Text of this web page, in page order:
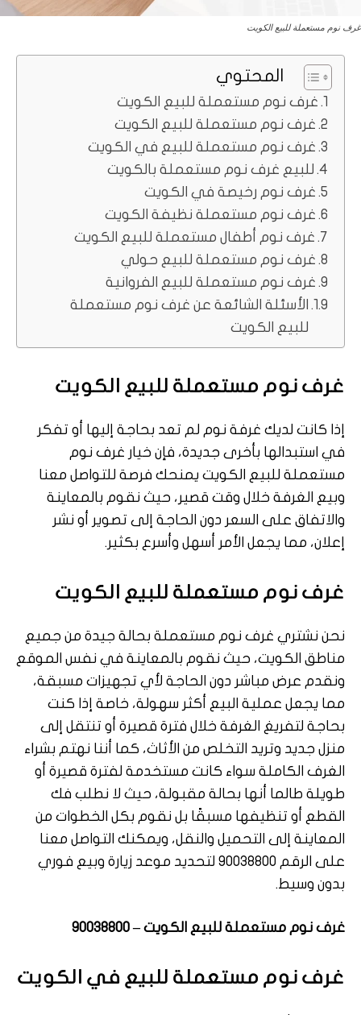
غرف نوم مستعملة للبيع الكويت
المحتوي
غرف نوم مستعملة للبيع الكويت
غرف نوم مستعملة للبيع الكويت
غرف نوم مستعملة للبيع في الكويت
للبيع غرف نوم مستعملة بالكويت
غرف نوم رخيصة في الكويت
غرف نوم مستعملة نظيفة الكويت
غرف نوم أطفال مستعملة للبيع الكويت
غرف نوم مستعملة للبيع حولي
غرف نوم مستعملة للبيع الفروانية
الأسئلة الشائعة عن غرف نوم مستعملة
للبيع الكويت
غرف نوم مستعملة للبيع الكويت
إذا كانت لديك غرفة نوم لم تعد بحاجة إليها أو تفكر
في استبدالها بأخرى جديدة، فإن خيار غرف نوم
مستعملة للبيع الكويت يمنحك فرصة للتواصل معنا
وبيع الغرفة خلال وقت قصير، حيث نقوم بالمعاينة
والاتفاق على السعر دون الحاجة إلى تصوير أو نشر
إعلان، مما يجعل الأمر أسهل وأسرع بكثير.
غرف نوم مستعملة للبيع الكويت
نحن نشتري غرف نوم مستعملة بحالة جيدة من جميع
مناطق الكويت، حيث نقوم بالمعاينة في نفس الموقع
ونقدم عرض مباشر دون الحاجة لأي تجهيزات مسبقة،
مما يجعل عملية البيع أكثر سهولة، خاصة إذا كنت
بحاجة لتفريغ الغرفة خلال فترة قصيرة أو تنتقل إلى
منزل جديد وتريد التخلص من الأثاث، كما أننا نهتم بشراء
الغرف الكاملة سواء كانت مستخدمة لفترة قصيرة أو
طويلة طالما أنها بحالة مقبولة، حيث لا نطلب فك
القطع أو تنظيفها مسبقًا بل نقوم بكل الخطوات من
المعاينة إلى التحميل والنقل، ويمكنك التواصل معنا
على الرقم 90038800 لتحديد موعد زيارة وبيع فوري
بدون وسيط.
غرف نوم مستعملة للبيع الكويت – 90038800
غرف نوم مستعملة للبيع في الكويت